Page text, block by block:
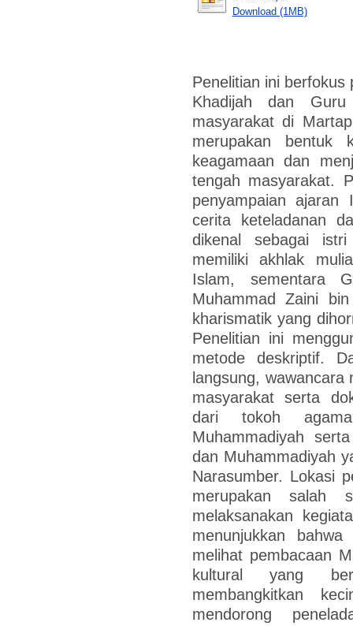
Download (1MB)
Penelitian ini
Khadijah dan
masyarakat di
merupakan bentuk
keagamaan dan
tengah masyarakat.
penyampaian
cerita keteladanan
dikenal sebagai
memiliki akhlak
Islam, sementara
Muhammad Zaini
kharismatik yang
Penelitian ini
metode deskriptif.
langsung,
masyarakat serta
dari tokoh
Muhammadiyah
dan Muhammadiyah
Narasumber. Lokasi
merupakan salah
melaksanakan
menunjukkan
melihat pembacaan
kultural yang
membangkitkan
mendorong